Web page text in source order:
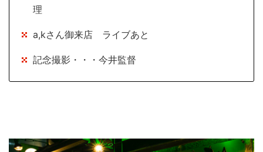
理
a,kさん御来店 ライブあと
記念撮影・・・今井監督